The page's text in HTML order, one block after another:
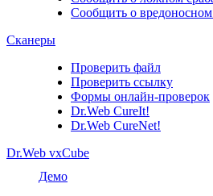
Сообщить о вредоносном
Сканеры
Проверить файл
Проверить ссылку
Формы онлайн-проверок
Dr.Web CureIt!
Dr.Web CureNet!
Dr.Web vxCube
Демо